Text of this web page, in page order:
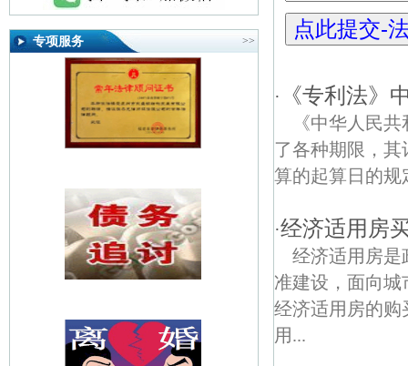
专项服务 >>
· 《专利法》
《中华人民
了各种期限，
算的起算日的
·经济适用房
经济适用房是
准建设，面向
经济适用房的购
用...